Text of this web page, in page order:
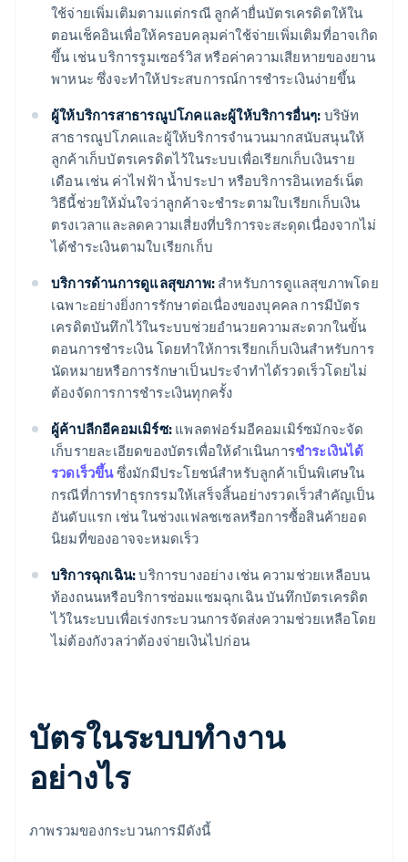
ใช้จ่ายเพิ่มเติมตามแต่กรณี ลูกค้ายื่นบัตรเครดิตให้ใน
ตอนเช็คอินเพื่อให้ครอบคลุมค่าใช้จ่ายเพิ่มเติมที่อาจเกิด
ขึ้น เช่น บริการรูมเซอร์วิส หรือค่าความเสียหายของยาน
พาหนะ ซึ่งจะทำให้ประสบการณ์การชำระเงินง่ายขึ้น
ผู้ให้บริการสาธารณูปโภคและผู้ให้บริการอื่นๆ: บริษัท
สาธารณูปโภคและผู้ให้บริการจำนวนมากสนับสนุนให้
ลูกค้าเก็บบัตรเครดิตไว้ในระบบเพื่อเรียกเก็บเงินราย
เดือน เช่น ค่าไฟฟ้า น้ำประปา หรือบริการอินเทอร์เน็ต
วิธีนี้ช่วยให้มั่นใจว่าลูกค้าจะชำระตามใบเรียกเก็บเงิน
ตรงเวลาและลดความเสี่ยงที่บริการจะสะดุดเนื่องจากไม่
ได้ชำระเงินตามใบเรียกเก็บ
บริการด้านการดูแลสุขภาพ: สำหรับการดูแลสุขภาพโดย
เฉพาะอย่างยิ่งการรักษาต่อเนื่องของบุคคล การมีบัตร
เครดิตบันทึกไว้ในระบบช่วยอำนวยความสะดวกในขั้น
ตอนการชำระเงิน โดยทำให้การเรียกเก็บเงินสำหรับการ
นัดหมายหรือการรักษาเป็นประจำทำได้รวดเร็วโดยไม่
ต้องจัดการการชำระเงินทุกครั้ง
ผู้ค้าปลีกอีคอมเมิร์ซ: แพลตฟอร์มอีคอมเมิร์ซมักจะจัด
เก็บรายละเอียดของบัตรเพื่อให้ดำเนินการชำระเงินได้
รวดเร็วขึ้นซึ่งมักมีประโยชน์สำหรับลูกค้าเป็นพิเศษใน
กรณีที่การทำธุรกรรมให้เสร็จสิ้นอย่างรวดเร็วสำคัญเป็น
อันดับแรก เช่น ในช่วงแฟลชเซลหรือการซื้อสินค้ายอด
นิยมที่ของอาจจะหมดเร็ว
บริการฉุกเฉิน:บริการบางอย่าง เช่น ความช่วยเหลือบน
ท้องถนนหรือบริการซ่อมแซมฉุกเฉิน บันทึกบัตรเครดิต
ไว้ในระบบเพื่อเร่งกระบวนการจัดส่งความช่วยเหลือโดย
ไม่ต้องกังวลว่าต้องจ่ายเงินไปก่อน
บัตรในระบบทำงาน
อย่างไร
ภาพรวมของกระบวนการมีดังนี้